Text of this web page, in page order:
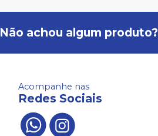
Não achou algum produto?
Acompanhe nas
Redes Sociais